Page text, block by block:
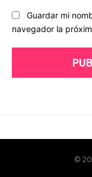
©